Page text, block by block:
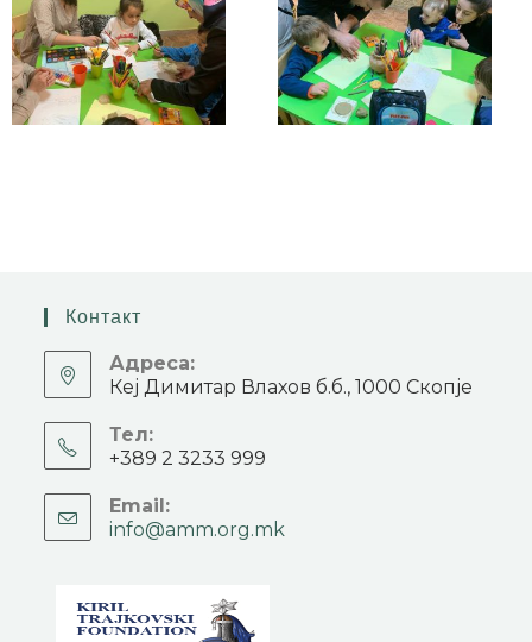
Контакт
Адреса:
Кеј Димитар Влахов б.б., 1000 Скопје
Тел:
+389 2 3233 999
Email:
info@amm.org.mk